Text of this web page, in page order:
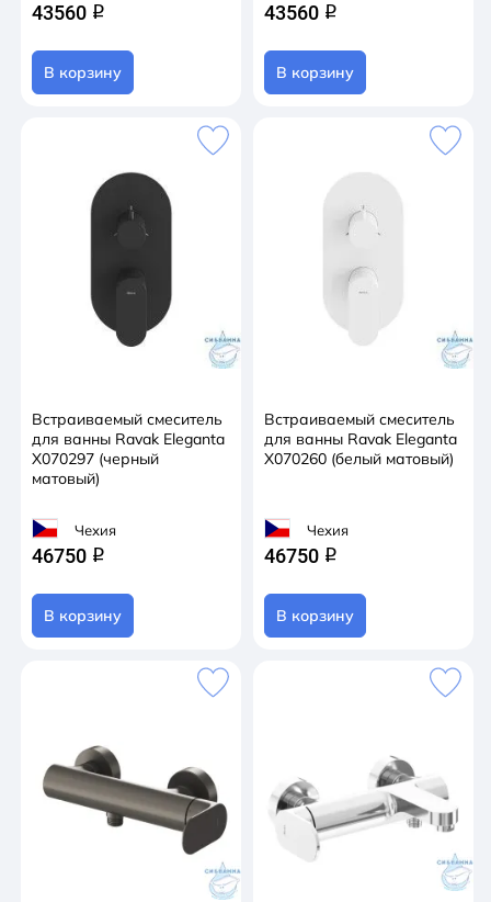
43560 q
В корзину
43560 q
В корзину
Встраиваемый смеситель
для ванны Ravak Eleganta
X070297 (черный
матовый)
Чехия
46750 q
В корзину
Встраиваемый смеситель
для ванны Ravak Eleganta
X070260 (белый матовый)
Чехия
46750 q
В корзину